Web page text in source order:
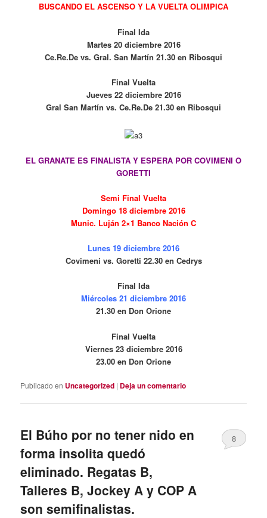
BUSCANDO EL ASCENSO Y LA VUELTA OLIMPICA
Final Ida
Martes 20 diciembre 2016
Ce.Re.De vs. Gral. San Martín 21.30 en Ribosqui
Final Vuelta
Jueves 22 diciembre 2016
Gral San Martín vs. Ce.Re.De 21.30 en Ribosqui
EL GRANATE ES FINALISTA Y ESPERA POR COVIMENI O
GORETTI
Semi Final Vuelta
Domingo 18 diciembre 2016
Munic. Luján 2×1 Banco Nación C
Lunes 19 diciembre 2016
Covimeni vs. Goretti 22.30 en Cedrys
Final Ida
Miércoles 21 diciembre 2016
21.30 en Don Orione
Final Vuelta
Viernes 23 diciembre 2016
23.00 en Don Orione
Publicado en Uncategorized | Deja un comentario
El Búho por no tener nido en
forma insolita quedó
eliminado. Regatas B,
Talleres B, Jockey A y COP A
son semifinalistas.
8